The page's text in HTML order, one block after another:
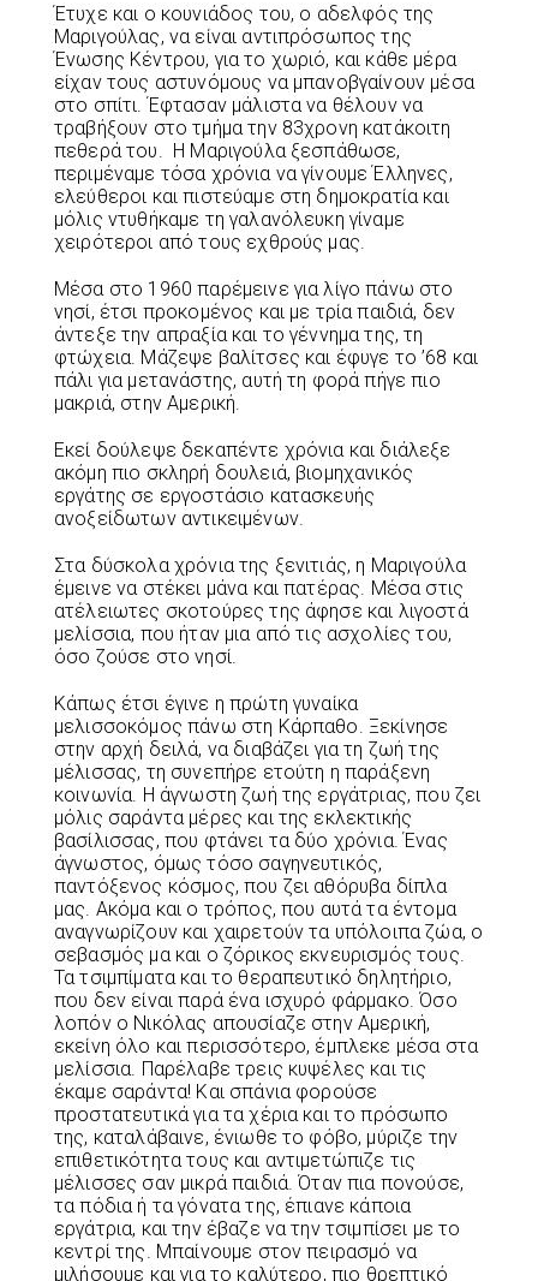
Έτυχε και ο κουνιάδος του, ο αδελφός της
Μαριγούλας, να είναι αντιπρόσωπος της
Ένωσης Κέντρου, για το χωριό, και κάθε μέρα
είχαν τους αστυνόμους να μπανοβγαίνουν μέσα
στο σπίτι. Έφτασαν μάλιστα να θέλουν να
τραβήξουν στο τμήμα την 83χρονη κατάκοιτη
πεθερά του.
Η Μαριγούλα ξεσπάθωσε,
περιμέναμε τόσα χρόνια να γίνουμε Έλληνες,
ελεύθεροι και πιστεύαμε στη δημοκρατία και
μόλις ντυθήκαμε τη γαλανόλευκη γίναμε
χειρότεροι από τους εχθρούς μας.
Μέσα στο 1960 παρέμεινε για λίγο πάνω στο
νησί, έτσι προκομένος και με τρία παιδιά, δεν
άντεξε την απραξία και το γέννημα της, τη
φτώχεια. Μάζεψε βαλίτσες και έφυγε το ’68 και
πάλι για μετανάστης, αυτή τη φορά πήγε πιο
μακριά, στην Αμερική.
Εκεί δούλεψε δεκαπέντε χρόνια και διάλεξε
ακόμη πιο σκληρή δουλειά, βιομηχανικός
εργάτης σε εργοστάσιο κατασκευής
ανοξείδωτων αντικειμένων.
Στα δύσκολα χρόνια της ξενιτιάς, η Μαριγούλα
έμεινε να στέκει μάνα και πατέρας. Μέσα στις
ατέλειωτες σκοτούρες της άφησε και λιγοστά
μελίσσια, που ήταν μια από τις ασχολίες του,
όσο ζούσε στο νησί.
Κάπως έτσι έγινε η πρώτη γυναίκα
μελισσοκόμος πάνω στη Κάρπαθο. Ξεκίνησε
στην αρχή δειλά, να διαβάζει για τη ζωή της
μέλισσας, τη συνεπήρε ετούτη η παράξενη
κοινωνία. Η άγνωστη ζωή της εργάτριας, που ζει
μόλις σαράντα μέρες και της εκλεκτικής
βασίλισσας, που φτάνει τα δύο χρόνια. Ένας
άγνωστος, όμως τόσο σαγηνευτικός,
παντόξενος κόσμος, που ζει αθόρυβα δίπλα
μας. Ακόμα και ο τρόπος, που αυτά τα έντομα
αναγνωρίζουν και χαιρετούν τα υπόλοιπα ζώα, ο
σεβασμός μα και ο ζόρικος εκνευρισμός τους.
Τα τσιμπίματα και το θεραπευτικό δηλητήριο,
που δεν είναι παρά ένα ισχυρό φάρμακο. Όσο
λοπόν ο Νικόλας απουσίαζε στην Αμερική,
εκείνη όλο και περισσότερο, έμπλεκε μέσα στα
μελίσσια. Παρέλαβε τρεις κυψέλες και τις
έκαμε σαράντα! Και σπάνια φορούσε
προστατευτικά για τα χέρια και το πρόσωπο
της, καταλάβαινε, ένιωθε το φόβο, μύριζε την
επιθετικότητα τους και αντιμετώπιζε τις
μέλισσες σαν μικρά παιδιά. Όταν πια πονούσε,
τα πόδια ή τα γόνατα της, έπιανε κάποια
εργάτρια, και την έβαζε να την τσιμπίσει με το
κεντρί της. Μπαίνουμε στον πειρασμό να
μιλήσουμε και για το καλύτερο, πιο θρεπτικό